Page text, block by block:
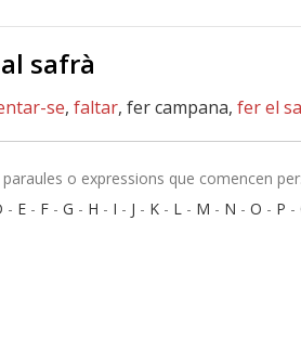
safrà
se, faltar, fer campana, fer el
o expressions que comencen per:
- E - F - G - H - I - J - K - L - M - N - O - P -